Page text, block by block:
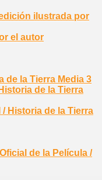
ilustrada por
el autor
de la Tierra Media 3
de la Tierra
Historia de la Tierra
de la Película /